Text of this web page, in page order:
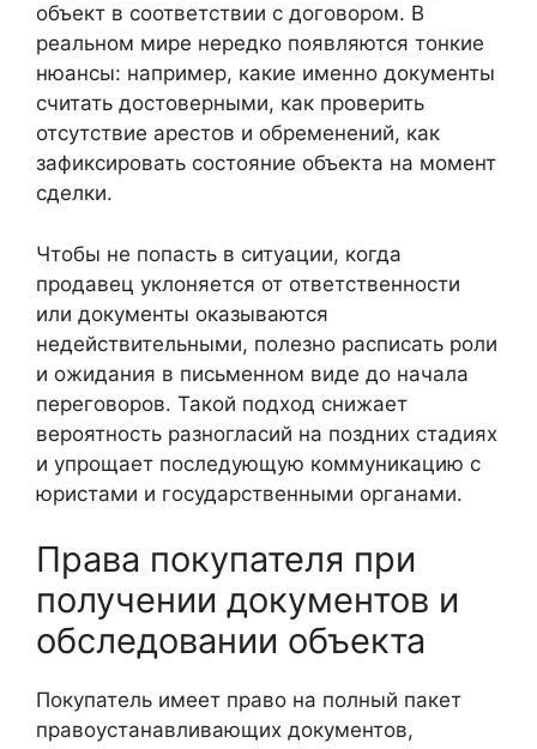
объект в соответствии с договором. В
реальном мире нередко появляются тонкие
нюансы: например, какие именно документы
считать достоверными, как проверить
отсутствие арестов и обременений, как
зафиксировать состояние объекта на момент
сделки.
Чтобы не попасть в ситуации, когда
продавец уклоняется от ответственности
или документы оказываются
недействительными, полезно расписать роли
и ожидания в письменном виде до начала
переговоров. Такой подход снижает
вероятность разногласий на поздних стадиях
и упрощает последующую коммуникацию с
юристами и государственными органами.
Права покупателя при
получении документов и
обследовании объекта
Покупатель имеет право на полный пакет
правоустанавливающих документов,